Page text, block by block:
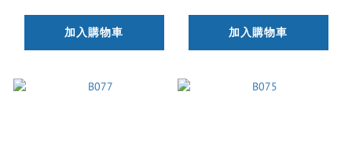
加入購物車 加入購物車